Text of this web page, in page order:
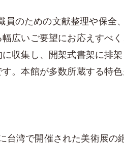
のための文献整理や保全
広いご要望にお応えすべ
収集し、開架式書架に排
。本館が多数所蔵する特
湾で開催された美術展